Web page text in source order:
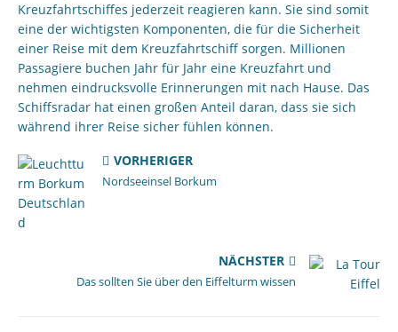
Kreuzfahrtschiffes jederzeit reagieren kann. Sie sind somit
eine der wichtigsten Komponenten, die für die Sicherheit
einer Reise mit dem Kreuzfahrtschiff sorgen. Millionen
Passagiere buchen Jahr für Jahr eine Kreuzfahrt und
nehmen eindrucksvolle Erinnerungen mit nach Hause. Das
Schiffsradar hat einen großen Anteil daran, dass sie sich
während ihrer Reise sicher fühlen können.
VORHERIGER
Nordseeinsel Borkum
NÄCHSTER
Das sollten Sie über den Eiffelturm wissen